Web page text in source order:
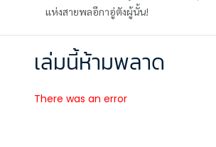
แห่งสายพลอีกาอู่ตังผู้นั้น!
เล่มนี้ห้ามพลาด
There was an error